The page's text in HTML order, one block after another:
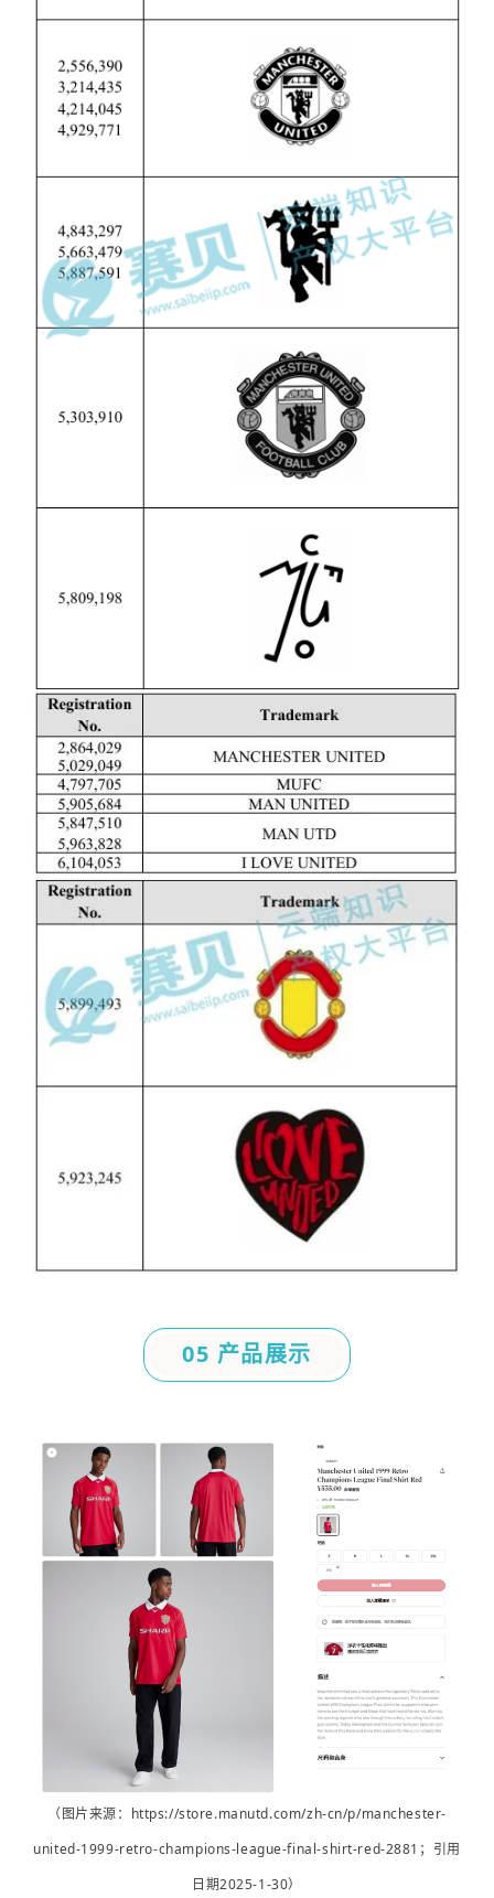
05 产品展示
（图片来源： https://store.manutd.com/zh-cn/p/manchester-
united-1999-retro-champions-league-final-shirt-red-2881；引用
日期2025-1-30）